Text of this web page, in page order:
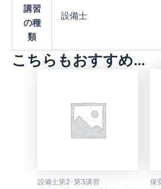
講習
の種
類
設備士
こちらもおすすめ…
設備士第2･第3講習 保